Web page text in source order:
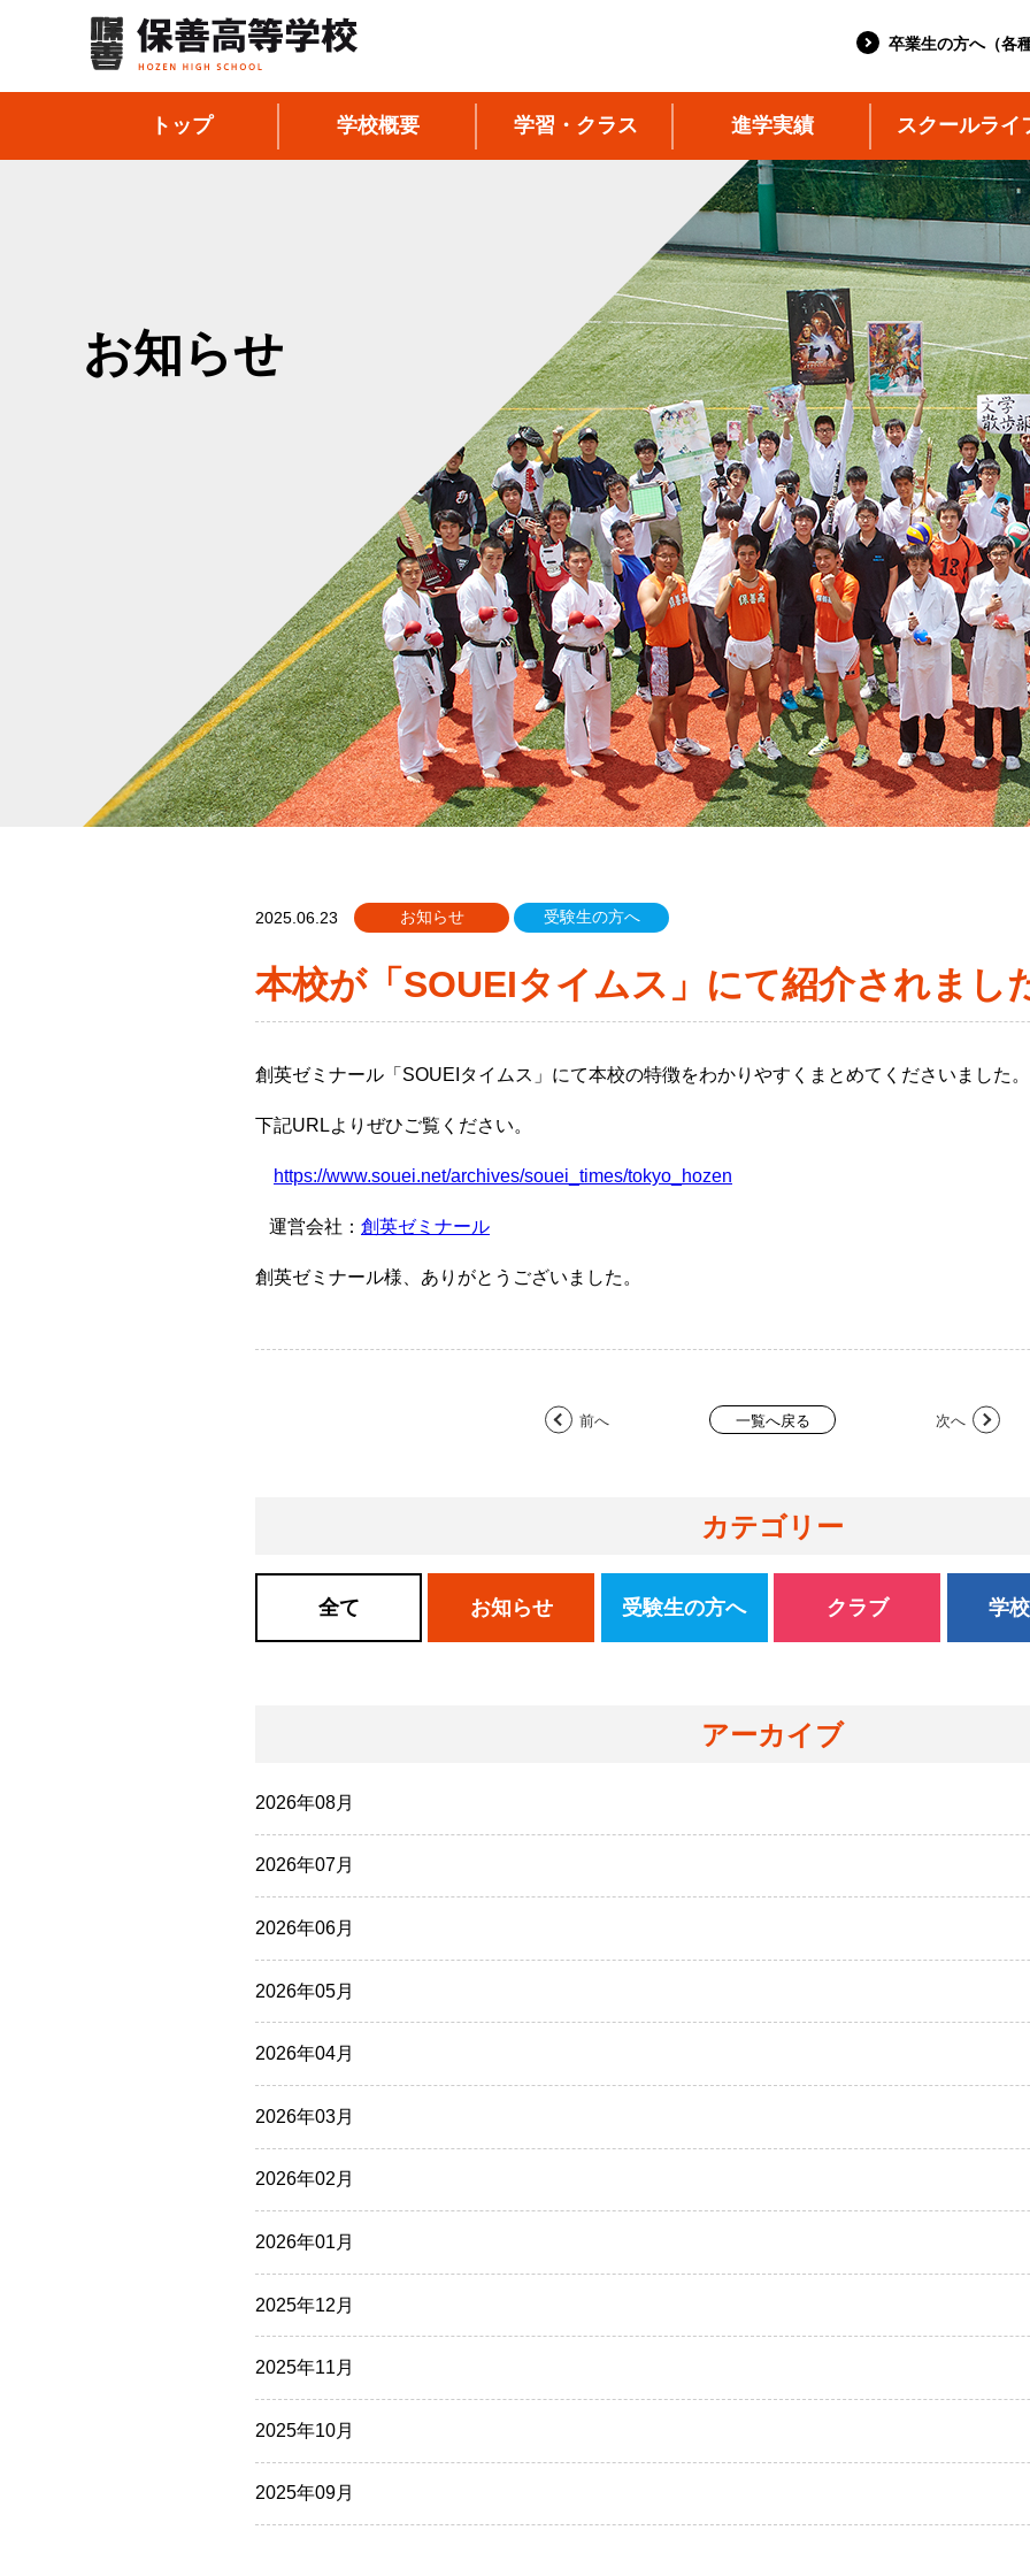
卒業生の方へ（各
トップ 学校概要 学習・クラス 進学実績 スクールライ
お知らせ
2025.06.23 お知らせ 受験生の方へ
本校が「SOUEIタイムス」にて紹介されまし
創英ゼミナール「SOUEIタイムス」にて本校の特徴をわかりやすくまとめてくださいました。
下記URLよりぜひご覧ください。
https://www.souei.net/archives/souei_times/tokyo_hozen
運営会社： 創英ゼミナール
創英ゼミナール様、ありがとうございました。
前へ 一覧へ戻る 次へ
カテゴリー
全て お知らせ 受験生の方へ クラブ 学
アーカイブ
2026年08月
2026年07月
2026年06月
2026年05月
2026年04月
2026年03月
2026年02月
2026年01月
2025年12月
2025年11月
2025年10月
2025年09月